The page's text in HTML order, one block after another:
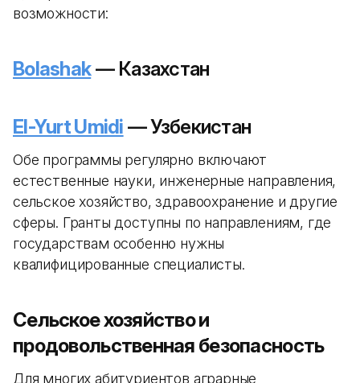
возможности:
Bolashak— Казахстан
El-Yurt Umidi — Узбекистан
Обе программы регулярно включают
естественные науки, инженерные направления,
сельское хозяйство, здравоохранение и другие
сферы. Гранты доступны по направлениям, где
государствам особенно нужны
квалифицированные специалисты.
Сельское хозяйство и
продовольственная безопасность
Для многих абитуриентов аграрные